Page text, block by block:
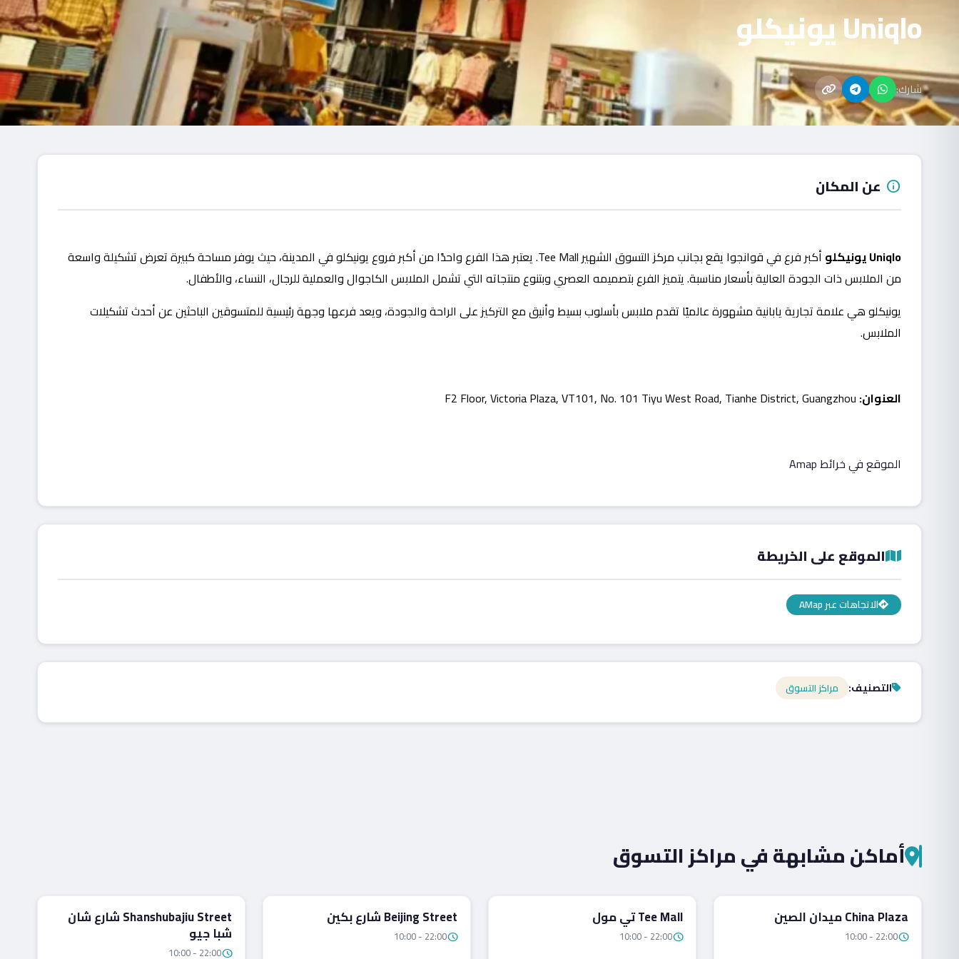
Uniqlo يونيكلو
شارك:
info عن المكان
Uniqlo يونيكلو
أكبر فرع في قوانجوا يقع بجانب مركز التسوق الشهير Tee Mall. يعتبر هذا الفرع واحدًا من أكبر فروع يونيكلو في المدينة، حيث يوفر مساحة كبيرة تعرض تشكيلة واسعة
من الملابس ذات الجودة العالية بأسعار مناسبة. يتميز الفرع بتصميمه العصري وبتنوع منتجاته التي تشمل الملابس الكاجوال والعملية للرجال، النساء، والأطفال.
يونيكلو هي علامة تجارية يابانية مشهورة عالميًا تقدم ملابس بأسلوب بسيط وأنيق مع التركيز على الراحة والجودة، ويعد فرعها وجهة رئيسية للمتسوقين الباحثين عن أحدث تشكيلات
الملابس.
العنوان: F2 Floor, Victoria Plaza, VT101, No. 101 Tiyu West Road, Tianhe District, Guangzhou
الموقع في خرائط Amap
الموقع على الخريطة
الاتجاهات عبر AMap
التصنيف: مراكز التسوق
أماكن مشابهة في مراكز التسوق
China Plaza ميدان الصين
schedule
10:00 - 22:00
Tee Mall تي مول
schedule
10:00 - 22:00
Beijing Street شارع بكين
schedule
10:00 - 22:00
Shanshubajiu Street شارع شان
شبا جيو
schedule
10:00 - 22:00